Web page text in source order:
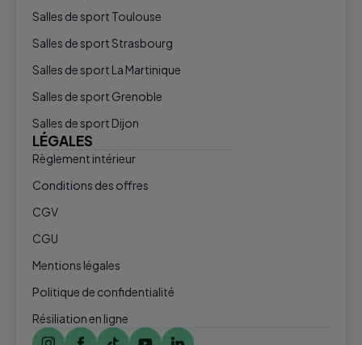
Salles de sport Toulouse
Salles de sport Strasbourg
Salles de sport La Martinique
Salles de sport Grenoble
Salles de sport Dijon
LÉGALES
Règlement intérieur
Conditions des offres
CGV
CGU
Mentions légales
Politique de confidentialité
Résiliation en ligne